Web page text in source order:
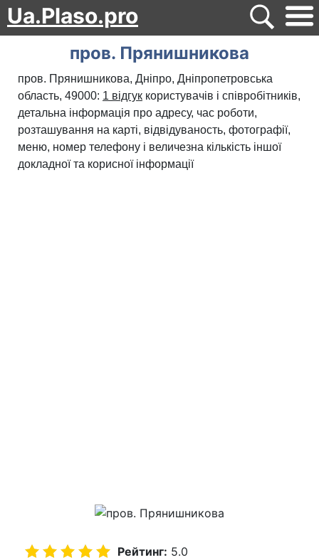
Ua.Plaso.pro
пров. Прянишникова
пров. Прянишникова, Дніпро, Дніпропетровська
область, 49000: 1 відгук користувачів і співробітників,
детальна інформація про адресу, час роботи,
розташування на карті, відвідуваность, фотографії,
меню, номер телефону і величезна кількість іншої
докладної та корисної інформації
Рейтинг: 5.0